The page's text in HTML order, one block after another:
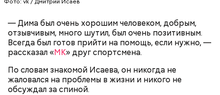
— Дима был очень хорошим человеком, добрым,
отзывчивым, много шутил, был очень позитивным.
Всегда был готов прийти на помощь, если нужно, —
рассказал «МК» друг спортсмена.
По словам знакомой Исаева, он никогда не
жаловался на проблемы в жизни и никого не
обсуждал за спиной.
источника, у нее был специфический запах. Воду
вылили, на раковине остались пятна, похожие на
следы от кислотного ожога, — вспоминалдядя
Миссюрыв беседе со следователями.